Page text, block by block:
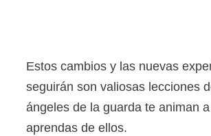
Estos cambios y las nuevas
seguirán son valiosas lecciones
ángeles de la guarda te animan
aprendas de ellos.